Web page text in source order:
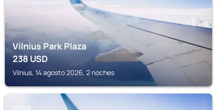
Vilnius Park Plaza
238USD
Vilnius, 14 agosto 2026, 2 noches
VILNIUS